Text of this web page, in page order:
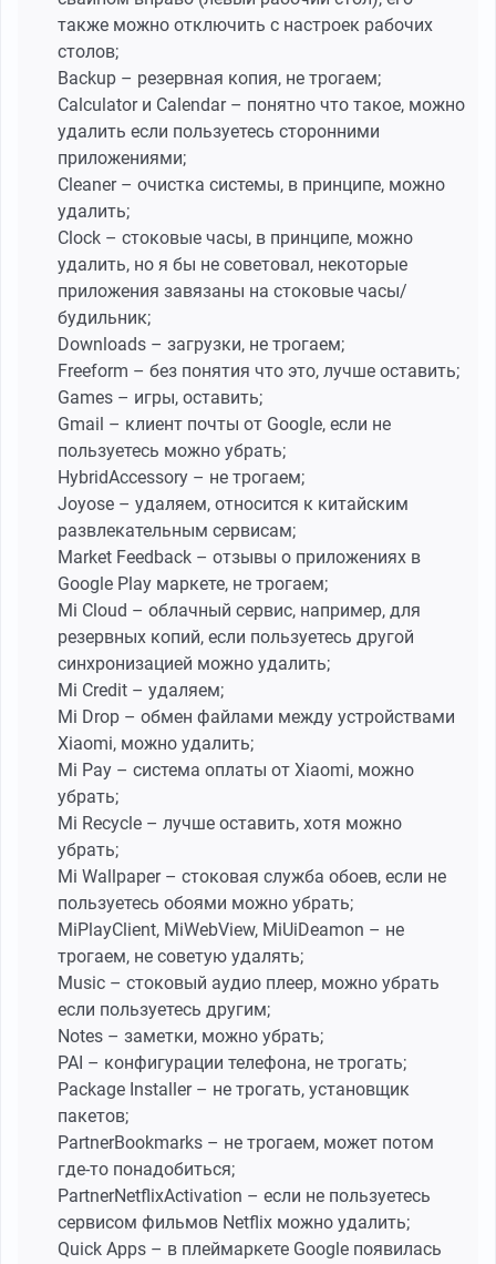
также можно отключить с настроек рабочих
столов;
Backup – резервная копия, не трогаем;
Calculator и Calendar – понятно что такое, можно
удалить если пользуетесь сторонними
приложениями;
Cleaner – очистка системы, в принципе, можно
удалить;
Clock – стоковые часы, в принципе, можно
удалить, но я бы не советовал, некоторые
приложения завязаны на стоковые часы/
будильник;
Downloads – загрузки, не трогаем;
Freeform – без понятия что это, лучше оставить;
Games – игры, оставить;
Gmail – клиент почты от Google, если не
пользуетесь можно убрать;
HybridAccessory – не трогаем;
Joyose – удаляем, относится к китайским
развлекательным сервисам;
Market Feedback – отзывы о приложениях в
Google Play маркете, не трогаем;
Mi Cloud – облачный сервис, например, для
резервных копий, если пользуетесь другой
синхронизацией можно удалить;
Mi Credit – удаляем;
Mi Drop – обмен файлами между устройствами
Xiaomi, можно удалить;
Mi Pay – система оплаты от Xiaomi, можно
убрать;
Mi Recycle – лучше оставить, хотя можно
убрать;
Mi Wallpaper – стоковая служба обоев, если не
пользуетесь обоями можно убрать;
MiPlayClient, MiWebView, MiUiDeamon – не
трогаем, не советую удалять;
Music – стоковый аудио плеер, можно убрать
если пользуетесь другим;
Notes – заметки, можно убрать;
PAI – конфигурации телефона, не трогать;
Package Installer – не трогать, установщик
пакетов;
PartnerBookmarks – не трогаем, может потом
где-то понадобиться;
PartnerNetflixActivation – если не пользуетесь
сервисом фильмов Netflix можно удалить;
Quick Apps – в плеймаркете Google появилась